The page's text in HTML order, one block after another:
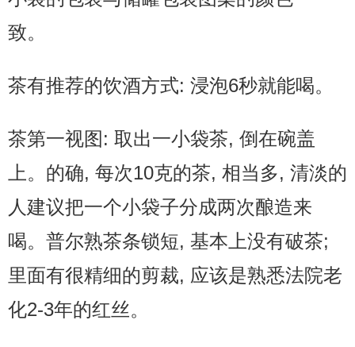
致。
茶有推荐的饮酒方式: 浸泡6秒就能喝。
茶第一视图: 取出一小袋茶, 倒在碗盖
上。的确, 每次10克的茶, 相当多, 清淡的
人建议把一个小袋子分成两次酿造来
喝。普尔熟茶条锁短, 基本上没有破茶;
里面有很精细的剪裁, 应该是熟悉法院老
化2-3年的红丝。